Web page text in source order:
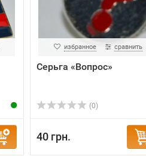
избранное сравнить
Серьга «Вопрос»
(0)
40 грн.